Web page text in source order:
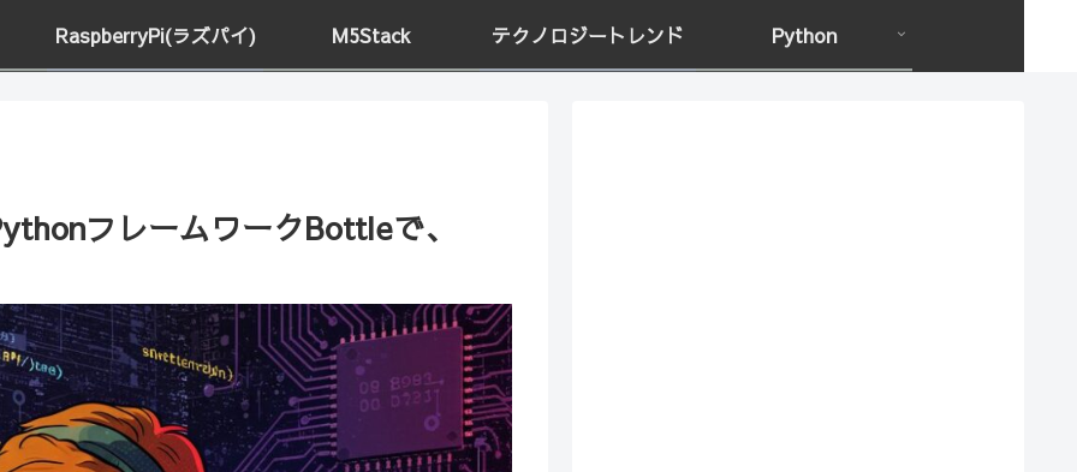
RaspberryPi(ラズパイ) M5Stack テクノロジートレンド Python
フレームワークBottleで、